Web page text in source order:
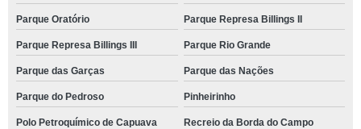
Parque Oratório Parque Represa Billings II
Parque Represa Billings III Parque Rio Grande
Parque das Garças Parque das Nações
Parque do Pedroso Pinheirinho
Polo Petroquímico de Capuava Recreio da Borda do Campo